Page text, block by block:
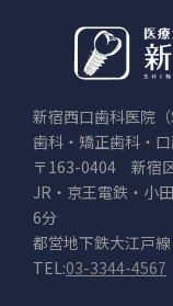
新宿西口歯科医院
歯科・矯正歯科・
〒163-0404 新宿
JR・京王電鉄・小
6分
都営地下鉄大江戸
TEL:03-3344-4567